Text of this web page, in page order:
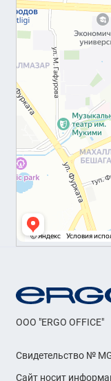
OOO "ERGO OFFICE"
Свидетельство №
Сайт носит